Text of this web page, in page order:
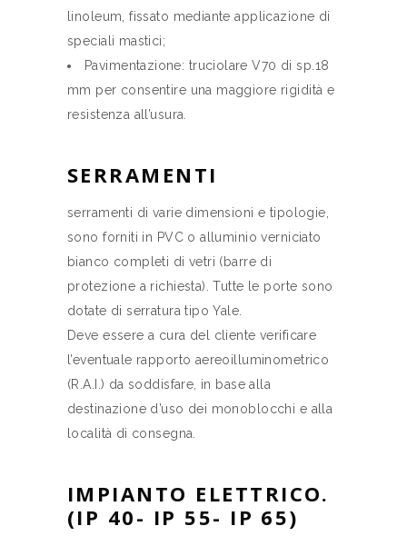
linoleum, fissato mediante applicazione di
speciali mastici;
Pavimentazione: truciolare V70 di sp.18
mm per consentire una maggiore rigidità e
resistenza all’usura.
SERRAMENTI
serramenti di varie dimensioni e tipologie,
sono forniti in PVC o alluminio verniciato
bianco completi di vetri (barre di
protezione a richiesta). Tutte le porte sono
dotate di serratura tipo Yale.
Deve essere a cura del cliente verificare
l’eventuale rapporto aereoilluminometrico
(R.A.I.) da soddisfare, in base alla
destinazione d’uso dei monoblocchi e alla
località di consegna.
IMPIANTO ELETTRICO.
(IP 40- IP 55- IP 65)